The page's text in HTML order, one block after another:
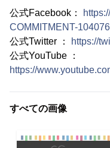
公式Facebook：
COMMITMENT-
公式Twitter ：
https://
公式YouTube ：
https://
すべての画像